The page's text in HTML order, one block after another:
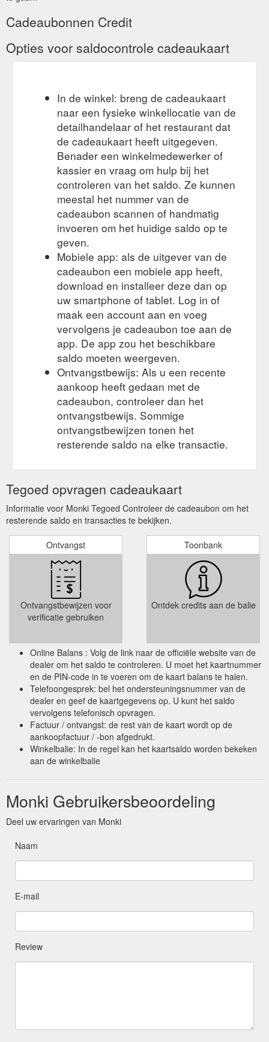
Cadeaubonnen Credit
Opties voor saldocontrole cadeaukaart
In de winkel: breng de cadeaukaart
naar een fysieke winkellocatie van de
detailhandelaar of het restaurant dat
de cadeaukaart heeft uitgegeven.
Benader een winkelmedewerker of
kassier en vraag om hulp bij het
controleren van het saldo. Ze kunnen
meestal het nummer van de
cadeaubon scannen of handmatig
invoeren om het huidige saldo op te
geven.
Mobiele app: als de uitgever van de
cadeaubon een mobiele app heeft,
download en installeer deze dan op
uw smartphone of tablet. Log in of
maak een account aan en voeg
vervolgens je cadeaubon toe aan de
app. De app zou het beschikbare
saldo moeten weergeven.
Ontvangstbewijs: Als u een recente
aankoop heeft gedaan met de
cadeaubon, controleer dan het
ontvangstbewijs. Sommige
ontvangstbewijzen tonen het
resterende saldo na elke transactie.
Tegoed opvragen cadeaukaart
Informatie voor Monki Tegoed Controleer de cadeaubon om het
resterende saldo en transacties te bekijken.
Ontvangst
Ontvangstbewijzen voor
verificatie gebruiken
Toonbank
Ontdek credits aan de balie
Online Balans : Volg de link naar de officiële website van de
dealer om het saldo te controleren. U moet het kaartnummer
en de PIN-code in te voeren om de kaart balans te halen.
Telefoongesprek: bel het ondersteuningsnummer van de
dealer en geef de kaartgegevens op. U kunt het saldo
vervolgens telefonisch opvragen.
Factuur / ontvangst: de rest van de kaart wordt op de
aankoopfactuur / -bon afgedrukt.
Winkelbalie: In de regel kan het kaartsaldo worden bekeken
aan de winkelbalie
Monki Gebruikersbeoordeling
Deel uw ervaringen van Monki
Naam
E-mail
Review